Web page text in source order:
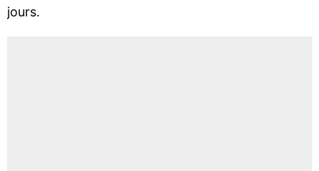
jours.